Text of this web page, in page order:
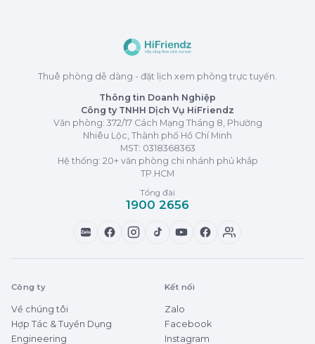
Thuê phòng dễ dàng - đặt lịch xem phòng trực tuyến.
Thông tin Doanh Nghiệp
Công ty TNHH Dịch Vụ HiFriendz
Văn phòng: 372/17 Cách Mạng Tháng 8, Phường
Nhiêu Lộc, Thành phố Hồ Chí Minh
MST: 0318368363
Hệ thống: 20+ văn phòng chi nhánh phủ khắp
TP.HCM
Tổng đài
1900 2656
Zalo
Công ty
Về chúng tôi
Hợp Tác & Tuyển Dụng
Engineering
Kết nối
Zalo
Facebook
Instagram